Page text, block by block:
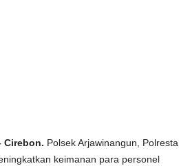
Cirebon. Polsek Arjawinangun, Polresta
keimanan para personel